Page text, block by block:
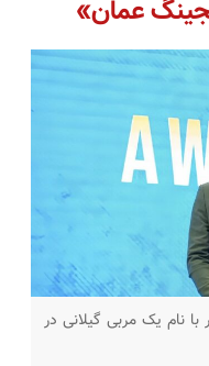
عمان»
نام یک مربی گیلانی در